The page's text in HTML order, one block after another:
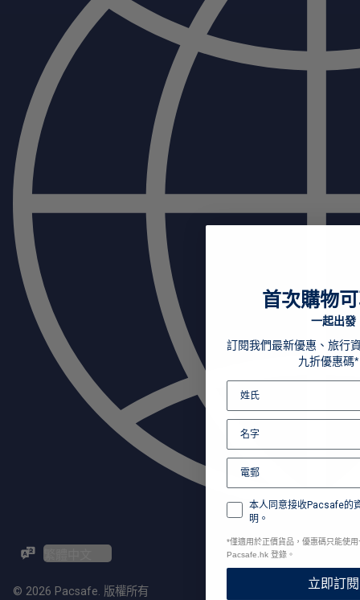
ZH-TW / EN
© 2026 Pacsafe. 版權所有
首次購物
一起出發
訂閱我們最新優惠、旅行
九折優惠碼
本人同意接收Pacsafe的
明。
*僅適用於正價貨品，優惠碼只能使
Pacsafe.hk 登錄。
立即訂閱